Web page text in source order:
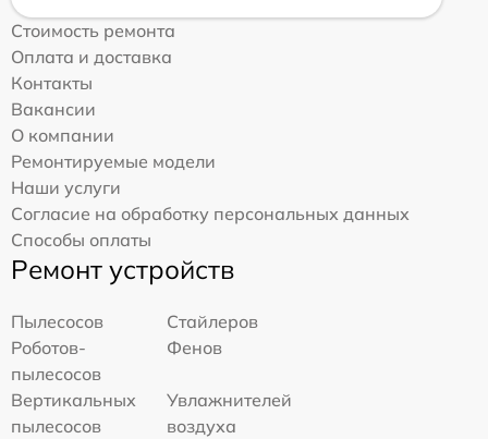
Стоимость ремонта
Оплата и доставка
Контакты
Вакансии
О компании
Ремонтируемые модели
Наши услуги
Согласие на обработку персональных данных
Способы оплаты
Ремонт устройств
Пылесосов
Стайлеров
Роботов-
пылесосов
Фенов
Вертикальных
пылесосов
Увлажнителей
воздуха